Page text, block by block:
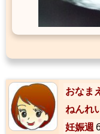
おなま
ねんれ
妊娠週